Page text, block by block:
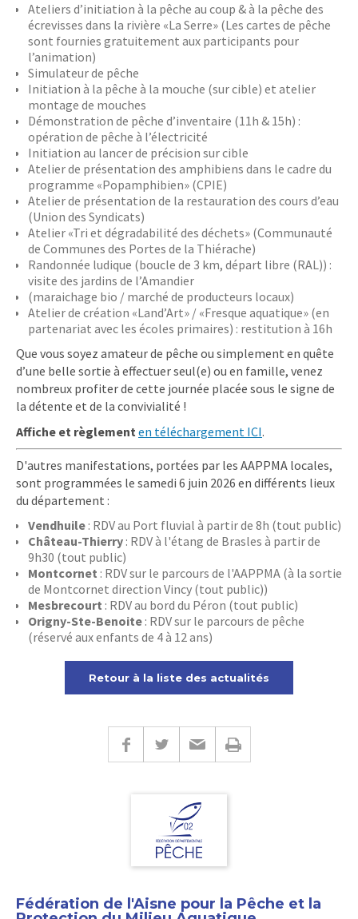
Ateliers d’initiation à la pêche au coup & à la pêche des
écrevisses dans la rivière «La Serre» (Les cartes de pêche
sont fournies gratuitement aux participants pour
l’animation)
Simulateur de pêche
Initiation à la pêche à la mouche (sur cible) et atelier
montage de mouches
Démonstration de pêche d’inventaire (11h & 15h) :
opération de pêche à l’électricité
Initiation au lancer de précision sur cible
Atelier de présentation des amphibiens dans le cadre du
programme «Popamphibien» (CPIE)
Atelier de présentation de la restauration des cours d’eau
(Union des Syndicats)
Atelier «Tri et dégradabilité des déchets» (Communauté
de Communes des Portes de la Thiérache)
Randonnée ludique (boucle de 3 km, départ libre (RAL)) :
visite des jardins de l’Amandier
(maraichage bio / marché de producteurs locaux)
Atelier de création «Land’Art» / «Fresque aquatique» (en
partenariat avec les écoles primaires) : restitution à 16h
Que vous soyez amateur de pêche ou simplement en quête
d’une belle sortie à effectuer seul(e) ou en famille, venez
nombreux profiter de cette journée placée sous le signe de
la détente et de la convivialité !
Affiche et règlement en téléchargement ICI.
D'autres manifestations, portées par les AAPPMA locales,
sont programmées le samedi 6 juin 2026 en différents lieux
du département :
Vendhuile : RDV au Port fluvial à partir de 8h (tout public)
Château-Thierry : RDV à l'étang de Brasles à partir de
9h30 (tout public)
Montcornet : RDV sur le parcours de l'AAPPMA (à la sortie
de Montcornet direction Vincy (tout public))
Mesbrecourt : RDV au bord du Péron (tout public)
Origny-Ste-Benoite : RDV sur le parcours de pêche
(réservé aux enfants de 4 à 12 ans)
Retour à la liste des actualités
Fédération de l'Aisne pour la Pêche et la